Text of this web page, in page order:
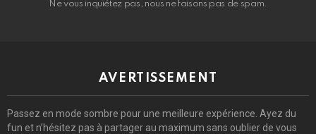
Ne vous inquiétez pas, nous ne faisons pas de spam.
AVERTISSEMENT
Passez en mode sombre pour une meilleure expérience. Ayez du
fun et n’hésitez pas à partager au maximum sans oublier de vous